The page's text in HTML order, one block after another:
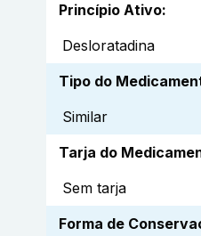
Princípio Ativo:
Desloratadina
Tipo do
Similar
Tarja do
Sem tarja
Forma de